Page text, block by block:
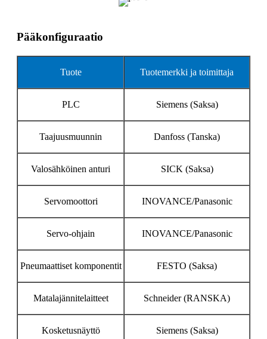
Pääkonfiguraatio
Tuote Tuotemerkki ja toimittaja
PLC Siemens (Saksa)
Taajuusmuunnin Danfoss (Tanska)
Valosähköinen anturi SICK (Saksa)
Servomoottori INOVANCE/Panasonic
Servo-ohjain INOVANCE/Panasonic
Pneumaattiset komponentit FESTO (Saksa)
Matalajännitelaitteet Schneider (RANSKA)
Kosketusnäyttö Siemens (Saksa)